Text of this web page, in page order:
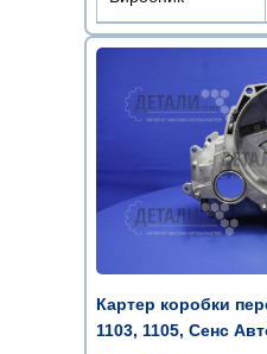
Картер коробки
1103, 1105, Сенс